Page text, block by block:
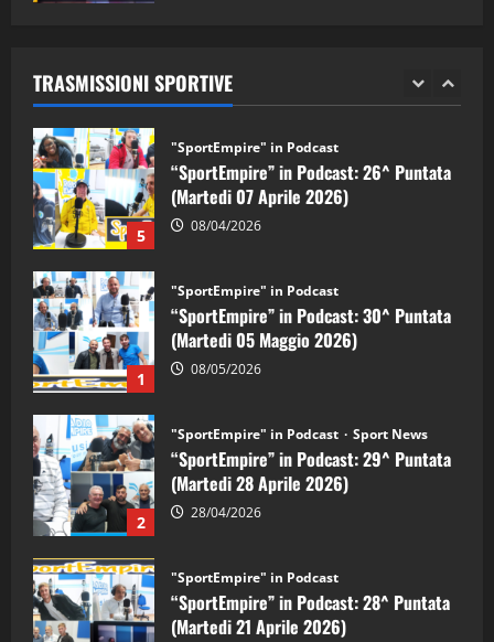
TRASMISSIONI SPORTIVE
5 08/04/2026
1
"SportEmpire" in Podcast
“SportEmpire” in Podcast: 30^ Puntata
(Martedi 05 Maggio 2026)
08/05/2026
2
"SportEmpire" in Podcast
“SportEmpire” in Podcast: 29^ Puntata
(Martedi 28 Aprile 2026)
28/04/2026
3
"SportEmpire" in Podcast
“SportEmpire” in Podcast: 28^ Puntata
(Martedi 21 Aprile 2026)
21/04/2026
"SportEmpire" in Podcast
“SportEmpire” in Podcast: 27^ Puntata
(Martedi 14 Aprile 2026)